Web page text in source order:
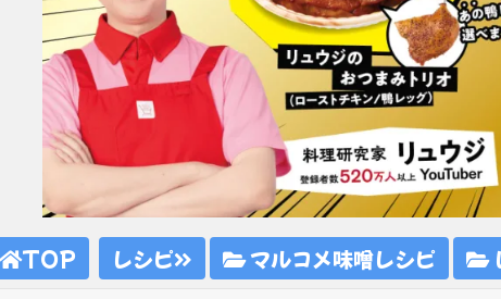
TOP レシピ マルコメ味噌レシピ